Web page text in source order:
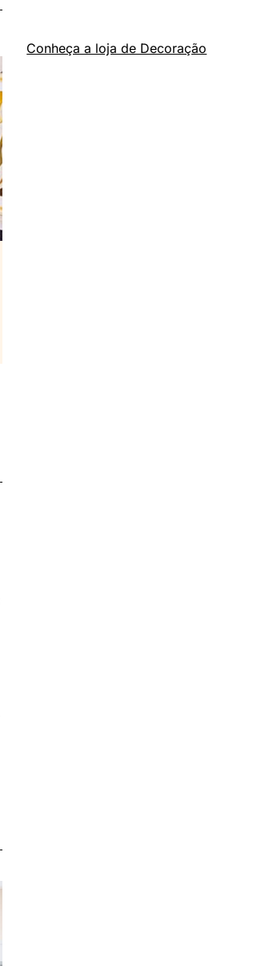
Conheça a loja de Decoração